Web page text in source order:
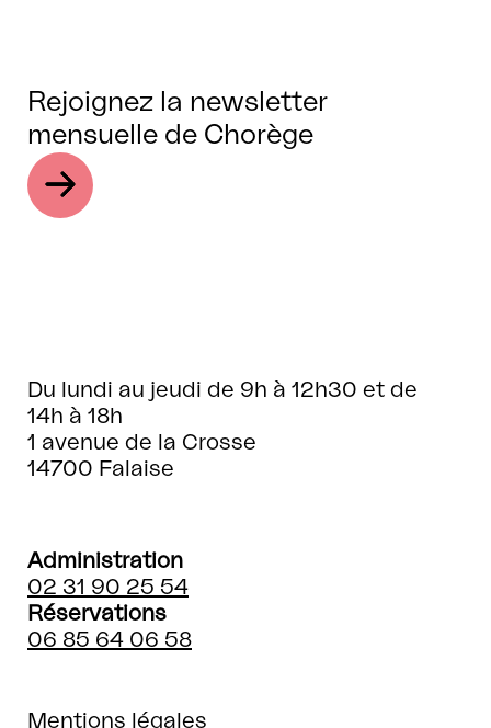
Rejoignez la newsletter
mensuelle de Chorège
Du lundi au jeudi de 9h à 12h30 et de
14h à 18h
1 avenue de la Crosse
14700 Falaise
Administration
02 31 90 25 54
Réservations
06 85 64 06 58
Mentions légales